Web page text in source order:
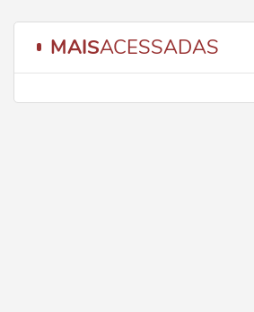
MAISACESSADAS